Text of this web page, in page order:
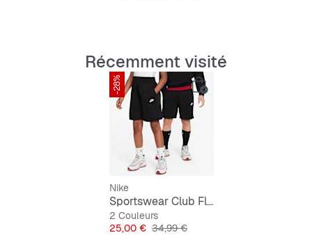
Matériau : Corps : 80% coton/20% polyester ;
doublure des poches : 100% coton
Longueur intérieure de la jambe env. 18 cm
Ceinture élastique à 3 canaux
Logo Futura brodé
Lavable en machine
Récemment visité
-28%
Nike
Sportswear Club Fleece French-Terry-Shorts
2 Couleurs
Prix
25,00 € Prix original
34,99 €